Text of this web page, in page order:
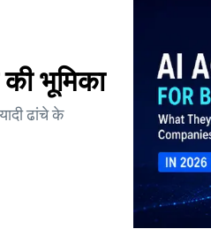
भूमिका
ढांचे के